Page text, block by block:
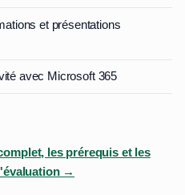
et présentations
avec Microsoft 365
les prérequis et les
→